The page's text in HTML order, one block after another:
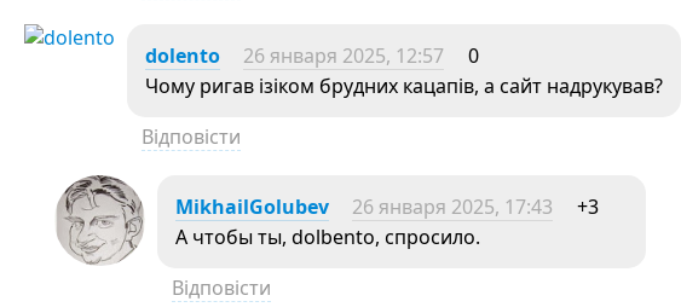
dolento 26 января 2025, 12:57
0
Чому ригав ізіком брудних кацапів, а сайт надрукував?
Відповісти
MikhailGolubev 26 января 2025, 17:43
+3
А чтобы ты, dolbento, спросило.
Відповісти